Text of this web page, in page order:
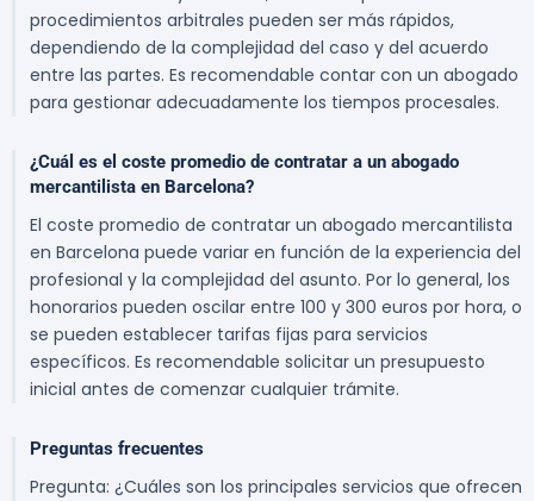
procedimientos arbitrales pueden ser más rápidos,
dependiendo de la complejidad del caso y del acuerdo
entre las partes. Es recomendable contar con un abogado
para gestionar adecuadamente los tiempos procesales.
¿Cuál es el coste promedio de contratar a un abogado
mercantilista en Barcelona?
El coste promedio de contratar un abogado mercantilista
en Barcelona puede variar en función de la experiencia del
profesional y la complejidad del asunto. Por lo general, los
honorarios pueden oscilar entre 100 y 300 euros por hora, o
se pueden establecer tarifas fijas para servicios
específicos. Es recomendable solicitar un presupuesto
inicial antes de comenzar cualquier trámite.
Preguntas frecuentes
Pregunta: ¿Cuáles son los principales servicios que ofrecen